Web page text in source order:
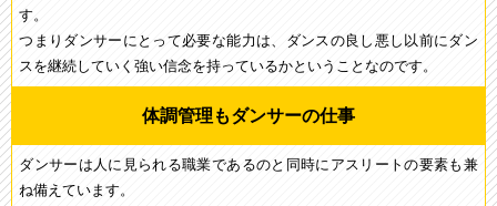
す。
つまりダンサーにとって必要な能力は、ダンスの良し悪し以前にダン
スを継続していく強い信念を持っているかということなのです。
体調管理もダンサーの仕事
ダンサーは人に見られる職業であるのと同時にアスリートの要素も兼
ね備えています。